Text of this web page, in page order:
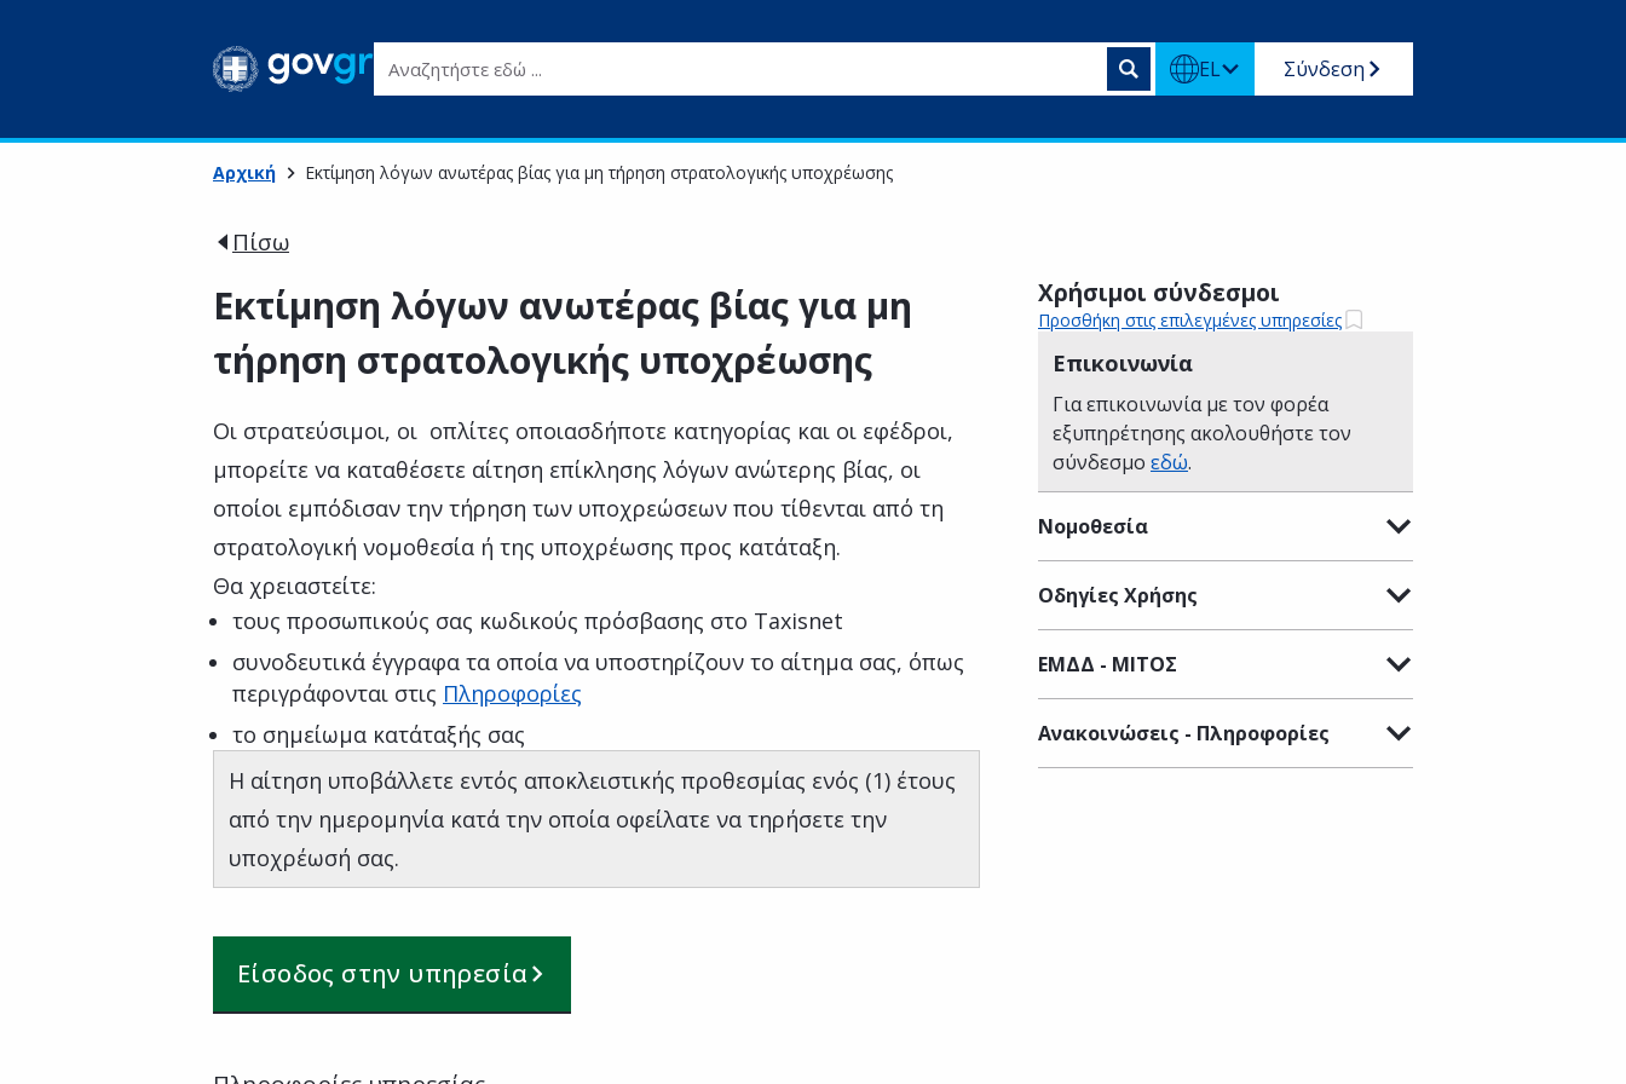
Αναζητήστε εδώ ... EL Σύνδεση
Αρχική Εκτίμηση λόγων ανωτέρας βίας για μη τήρηση στρατολογικής υποχρέωσης
Πίσω
Εκτίμηση λόγων ανωτέρας βίας για μη
τήρηση στρατολογικής υποχρέωσης
Οι στρατεύσιμοι, οι οπλίτες οποιασδήποτε κατηγορίας και οι εφέδροι,
μπορείτε να καταθέσετε αίτηση επίκλησης λόγων ανώτερης βίας, οι
οποίοι εμπόδισαν την τήρηση των υποχρεώσεων που τίθενται από τη
στρατολογική νομοθεσία ή της υποχρέωσης προς κατάταξη.
Θα χρειαστείτε:
τους προσωπικούς σας κωδικούς πρόσβασης στο Taxisnet
συνοδευτικά έγγραφα τα οποία να υποστηρίζουν το αίτημα σας, όπως
περιγράφονται στις Πληροφορίες
το σημείωμα κατάταξής σας
Η αίτηση υποβάλλετε εντός αποκλειστικής προθεσμίας ενός (1) έτους
από την ημερομηνία κατά την οποία οφείλατε να τηρήσετε την
υποχρέωσή σας.
Είσοδος στην υπηρεσία
Χρήσιμοι σύνδεσμοι
Προσθήκη στις επιλεγμένες υπηρεσίες
Επικοινωνία
Για επικοινωνία με τον φορέα
εξυπηρέτησης ακολουθήστε τον
σύνδεσμο εδώ.
Νομοθεσία
Οδηγίες Χρήσης
ΕΜΔΔ - ΜΙΤΟΣ
Ανακοινώσεις - Πληροφορίες